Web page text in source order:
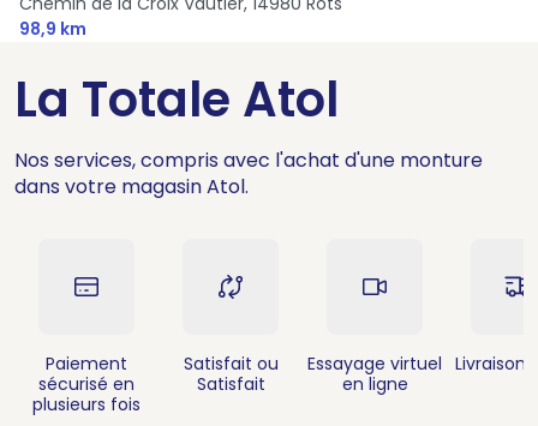
98,9 km
La Totale Atol
Nos services, compris avec l'achat d'une monture
dans votre magasin Atol.
Paiement
sécurisé en
plusieurs fois
Satisfait ou
Satisfait
Essayage virtuel
en ligne
Livraison